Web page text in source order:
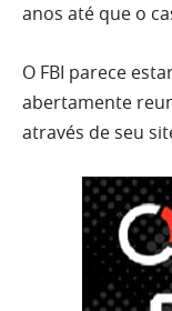
anos até que o
O FBI parece
abertamente
através de seu